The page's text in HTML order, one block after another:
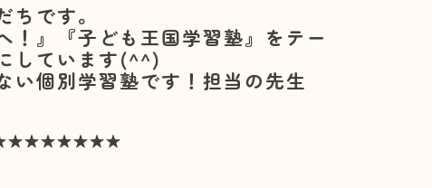
です。
！』『子ども王国学習塾』をテー
しています(^^)
い個別学習塾です！担当の先生